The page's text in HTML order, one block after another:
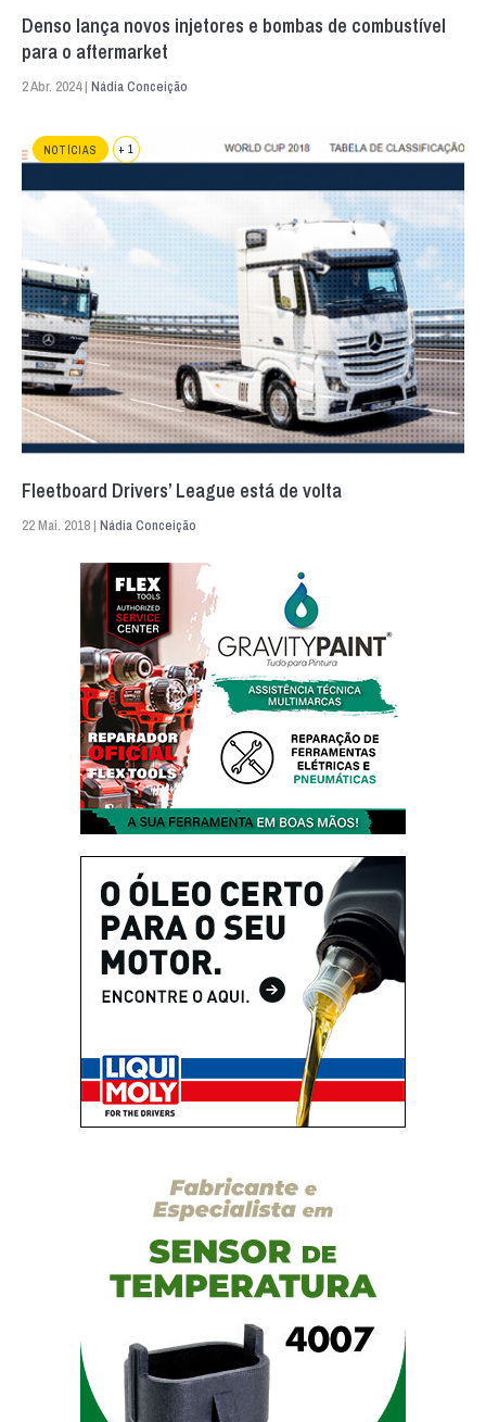
Denso lança novos injetores e bombas de combustível
para o aftermarket
2 Abr. 2024 | Nádia Conceição
NOTÍCIAS + 1
Fleetboard Drivers’ League está de volta
22 Mai. 2018 | Nádia Conceição